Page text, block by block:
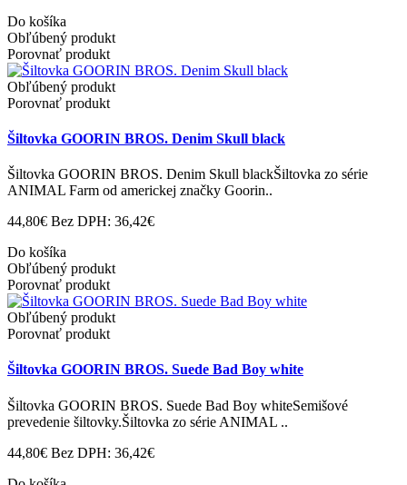
Do košíka
Obľúbený produkt
Porovnať produkt
Obľúbený produkt
Porovnať produkt
Šiltovka GOORIN BROS. Denim Skull black
Šiltovka GOORIN BROS. Denim Skull blackŠiltovka zo série
ANIMAL Farm od americkej značky Goorin..
44,80€ Bez DPH: 36,42€
Do košíka
Obľúbený produkt
Porovnať produkt
Obľúbený produkt
Porovnať produkt
Šiltovka GOORIN BROS. Suede Bad Boy white
Šiltovka GOORIN BROS. Suede Bad Boy whiteSemišové
prevedenie šiltovky.Šiltovka zo série ANIMAL ..
44,80€ Bez DPH: 36,42€